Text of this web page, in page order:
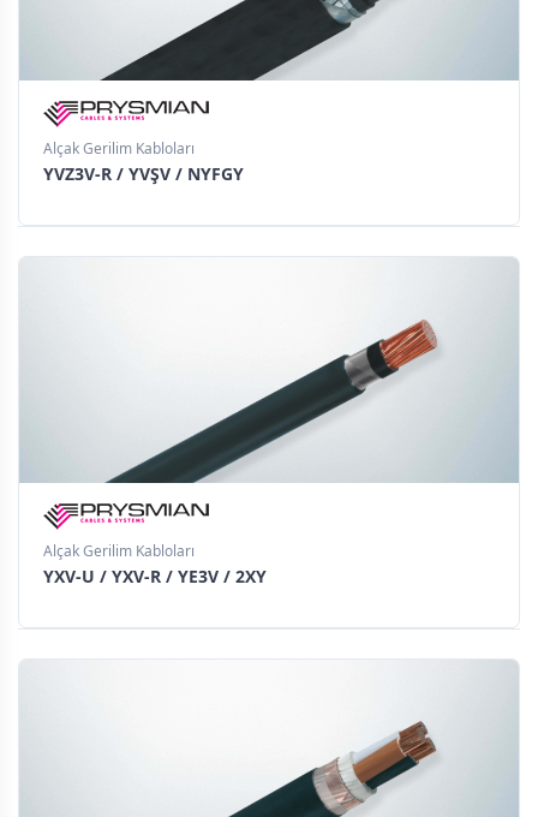
Alçak Gerilim Kabloları
YVZ3V-R / YVŞV / NYFGY
Alçak Gerilim Kabloları
YXV-U / YXV-R / YE3V / 2XY